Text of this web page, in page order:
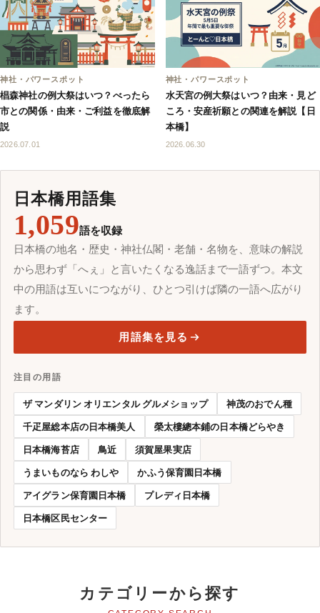
神社・パワースポット
椙森神社の例大祭はいつ？べったら
市との関係・由来・ご利益を徹底解
説
2026.07.01
神社・パワースポット
水天宮の例大祭はいつ？由来・見ど
ころ・安産祈願との関連を解説【日
本橋】
2026.06.30
日本橋用語集
1,059語を収録
日本橋の地名・歴史・神社仏閣・老舗・名物を、意味の解説
から思わず「へぇ」と言いたくなる逸話まで一語ずつ。本文
中の用語は互いにつながり、ひとつ引けば隣の一語へ広がり
ます。
用語集を見る
注目の用語
ザ マンダリン オリエンタル グルメショップ
神茂のおでん種
千疋屋総本店の日本橋美人
榮太樓總本鋪の日本橋どらやき
日本橋海苔店
鳥近
須賀屋果実店
うまいものなら わしや
かふう保育園日本橋
アイグラン保育園日本橋
プレディ日本橋
日本橋区民センター
カテゴリーから探す